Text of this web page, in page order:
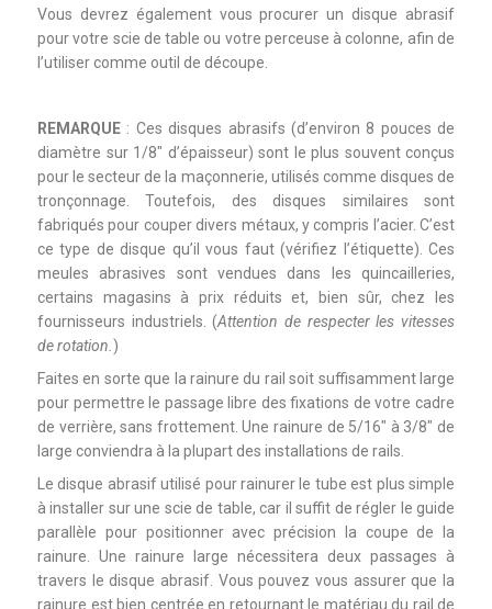
Vous devrez également vous procurer un disque abrasif
pour votre scie de table ou votre perceuse à colonne, afin de
l’utiliser comme outil de découpe.
REMARQUE : Ces disques abrasifs (d’environ 8 pouces de
diamètre sur 1/8″ d’épaisseur) sont le plus souvent conçus
pour le secteur de la maçonnerie, utilisés comme disques de
tronçonnage. Toutefois, des disques similaires sont
fabriqués pour couper divers métaux, y compris l’acier. C’est
ce type de disque qu’il vous faut (vérifiez l’étiquette). Ces
meules abrasives sont vendues dans les quincailleries,
certains magasins à prix réduits et, bien sûr, chez les
fournisseurs industriels. (Attention de respecter les vitesses
de rotation. )
Faites en sorte que la rainure du rail soit suffisamment large
pour permettre le passage libre des fixations de votre cadre
de verrière, sans frottement. Une rainure de 5/16″ à 3/8″ de
large conviendra à la plupart des installations de rails.
Le disque abrasif utilisé pour rainurer le tube est plus simple
à installer sur une scie de table, car il suffit de régler le guide
parallèle pour positionner avec précision la coupe de la
rainure. Une rainure large nécessitera deux passages à
travers le disque abrasif. Vous pouvez vous assurer que la
rainure est bien centrée en retournant le matériau du rail de